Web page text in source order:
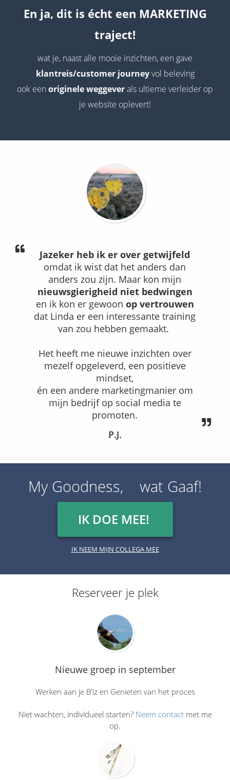
En ja, dit is écht een MARKETING
traject!
wat je, naast alle mooie inzichten, een gave
klantreis/customer journeyvol beleving
ook een originele weggeverals ultieme verleider op
je website oplevert!
Jazeker heb ik er over getwijfeld
omdat ik wist dat het anders dan
anders zou zijn. Maar kon mijn
nieuwsgierigheid niet bedwingen
en ik kon er gewoon op vertrouwen
dat Linda er een interessante training
van zou hebben gemaakt.
Het heeft me nieuwe inzichten over
mezelf opgeleverd, een positieve
mindset,
én een andere marketingmanier om
mijn bedrijf op social media te
promoten.
P.J.
My Goodness, wat Gaaf!
IK DOE MEE!
IK NEEM MIJN COLLEGA MEE
Reserveer je plek
Nieuwe groep in september
Werken aan je B'iz en Genieten van het proces
Niet wachten, individueel starten? Neem contactmet me
op.